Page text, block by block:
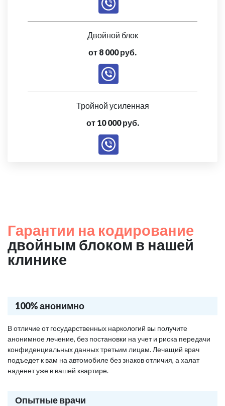
Двойной блок
от 8 000 руб.
Тройной усиленная
от 10 000 руб.
Гарантии на кодирование
двойным блоком в нашей
клинике
100% анонимно
В отличие от государственных наркологий вы получите
анонимное лечение, без постановки на учет и риска передачи
конфиденциальных данных третьим лицам. Лечащий врач
подъедет к вам на автомобиле без знаков отличия, а халат
наденет уже в вашей квартире.
Опытные врачи